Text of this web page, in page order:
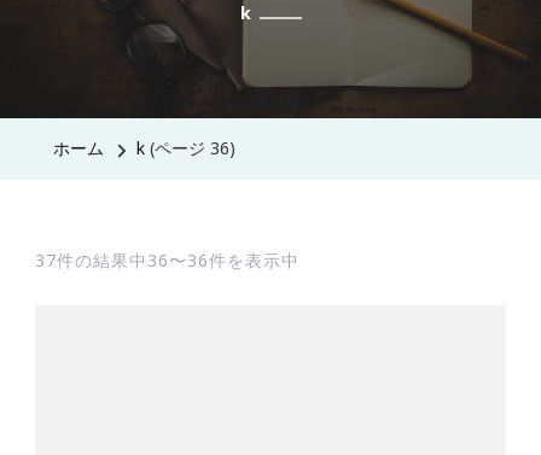
k
ホーム k (ページ 36)
37件の結果中36〜36件を表示中